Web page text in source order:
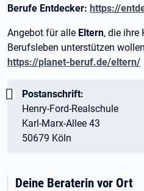
Berufe Entdecker: https://
Angebot für alle Eltern, die ihre
Berufsleben unterstützen
https://planet-beruf.de/eltern/
Wichtig:
Postanschrift:
Henry-Ford-Realschule
Karl-Marx-Allee 43
50679 Köln
Deine Beraterin vor Ort